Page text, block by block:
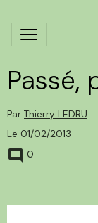
Passé,
Par Thierry LEDRU
Le 01/02/2013
0